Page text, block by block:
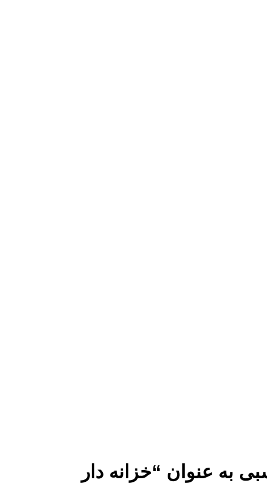
به عنوان “خزانه دار